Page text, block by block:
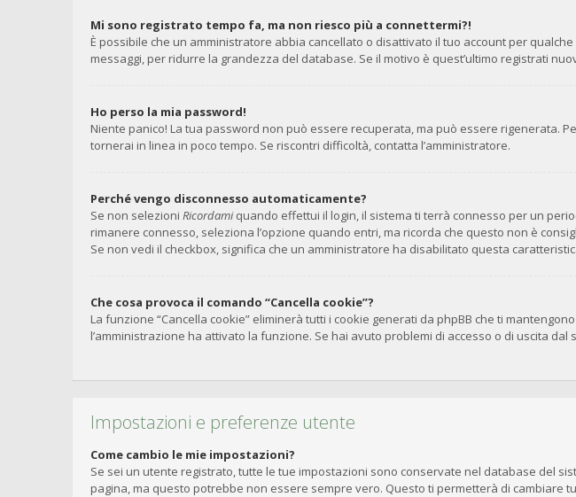
Mi sono registrato tempo fa, ma non riesco più a connettermi?!
È possibile che un amministratore abbia cancellato o disattivato il tuo account per
messaggi, per ridurre la grandezza del database. Se il motivo è quest’ultimo registrati
Ho perso la mia password!
Niente panico! La tua password non può essere recuperata, ma può essere rigenerata.
tornerai in linea in poco tempo. Se riscontri difficoltà, contatta l’amministratore.
Perché vengo disconnesso automaticamente?
Se non selezioni Ricordamiquando effettui il login, il sistema ti terrà connesso per un
rimanere connesso, seleziona l’opzione quando entri, ma ricorda che questo non è
Se non vedi il checkbox, significa che un amministratore ha disabilitato questa
Che cosa provoca il comando “Cancella cookie”?
La funzione “Cancella cookie” eliminerà tutti i cookie generati da phpBB che ti
l’amministrazione ha attivato la funzione. Se hai avuto problemi di accesso o di uscita
Impostazioni e preferenze utente
Come cambio le mie impostazioni?
Se sei un utente registrato, tutte le tue impostazioni sono conservate nel database del
pagina, ma questo potrebbe non essere sempre vero. Questo ti permetterà di cambiare